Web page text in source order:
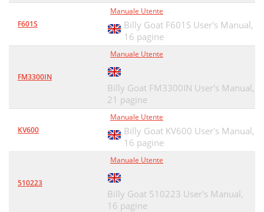
F601S
Manuale Utente
Billy Goat F601S User's Manual,
16 pagine
FM3300IN
Manuale Utente
Billy Goat FM3300IN User's Manual,
21 pagine
KV600
Manuale Utente
Billy Goat KV600 User's Manual,
16 pagine
510223
Manuale Utente
Billy Goat 510223 User's Manual,
16 pagine